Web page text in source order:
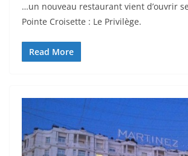
…un nouveau restaurant vient d’ouvrir
Pointe Croisette : Le Privilège.
Read More